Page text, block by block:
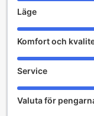
Residence (Regent)
På KTK Pattaya
underhållningen en
avkopplande miljö
skönhet. Här kan
eller bara slå dig
kvitter.
Läge
Komfort och
Service
Valuta för